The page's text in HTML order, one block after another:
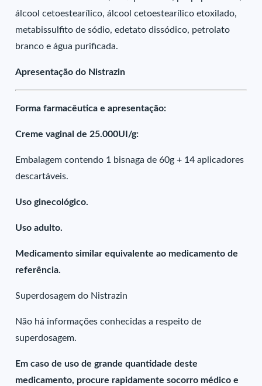
álcool cetoestearílico, álcool cetoestearílico etoxilado,
metabissulfito de sódio, edetato dissódico, petrolato
branco e água purificada.
Apresentação do Nistrazin
Forma farmacêutica e apresentação:
Creme vaginal de 25.000UI/g:
Embalagem contendo 1 bisnaga de 60g + 14 aplicadores
descartáveis.
Uso ginecológico.
Uso adulto.
Medicamento similar equivalente ao medicamento de
referência.
Superdosagem do Nistrazin
Não há informações conhecidas a respeito de
superdosagem.
Em caso de uso de grande quantidade deste
medicamento, procure rapidamente socorro médico e